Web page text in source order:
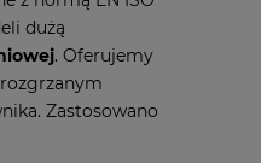
dużą
. Oferujemy
Zastosowano